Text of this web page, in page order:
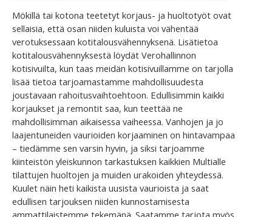
Mökillä tai kotona teetetyt korjaus- ja huoltotyöt ovat
sellaisia, että osan niiden kuluista voi vähentää
verotuksessaan kotitalousvähennyksenä. Lisätietoa
kotitalousvähennyksestä löydät Verohallinnon
kotisivuilta, kun taas meidän kotisivuillamme on tarjolla
lisää tietoa tarjoamastamme mahdollisuudesta
joustavaan rahoitusvaihtoehtoon. Edullisimmin kaikki
korjaukset ja remontit saa, kun teettää ne
mahdollisimman aikaisessa vaiheessa. Vanhojen ja jo
laajentuneiden vaurioiden korjaaminen on hintavampaa
– tiedämme sen varsin hyvin, ja siksi tarjoamme
kiinteistön yleiskunnon tarkastuksen kaikkien Multialle
tilattujen huoltojen ja muiden urakoiden yhteydessä.
Kuulet näin heti kaikista uusista vaurioista ja saat
edullisen tarjouksen niiden kunnostamisesta